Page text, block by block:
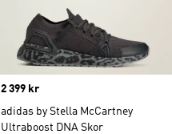
Price
2 399 kr
adidas by Stella McCartney
Ultraboost DNA Skor